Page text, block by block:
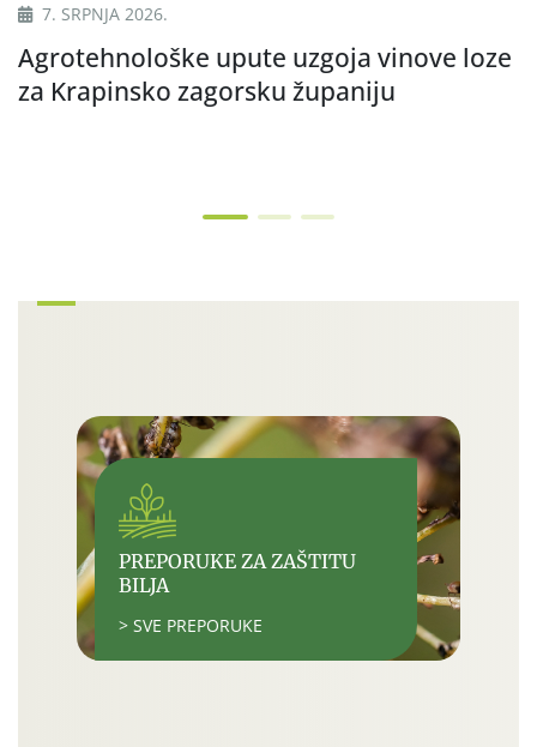
7. SRPNJA 2026.
Agrotehnološke upute uzgoja vinove loze
za Krapinsko zagorsku županiju
PREPORUKE ZA ZAŠTITU
BILJA
> SVE PREPORUKE